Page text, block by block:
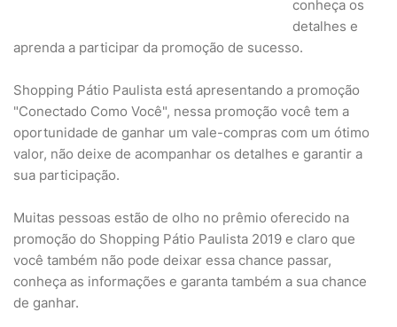
conheça os
detalhes e
aprenda a participar da promoção de sucesso.
Shopping Pátio Paulista está apresentando a promoção
"Conectado Como Você", nessa promoção você tem a
oportunidade de ganhar um vale-compras com um ótimo
valor, não deixe de acompanhar os detalhes e garantir a
sua participação.
Muitas pessoas estão de olho no prêmio oferecido na
promoção do Shopping Pátio Paulista 2019 e claro que
você também não pode deixar essa chance passar,
conheça as informações e garanta também a sua chance
de ganhar.